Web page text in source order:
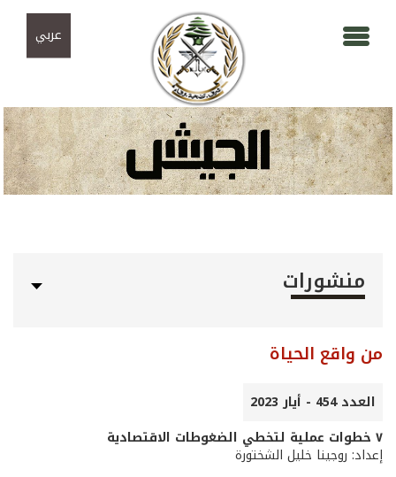
عربي
منشورات
من واقع الحياة
العدد 454 - أيار 2023
٧ خطوات عملية لتخطي الضغوطات الاقتصادية
إعداد: روجينا خليل الشختورة